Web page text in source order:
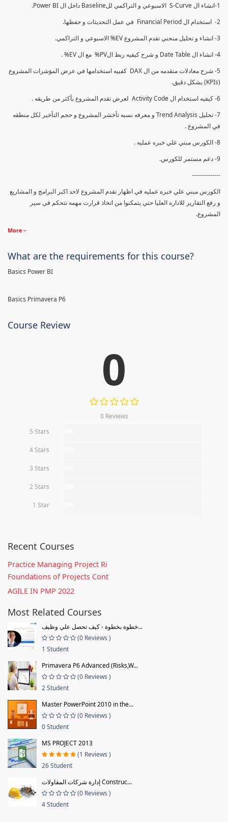
1-انشاء ال S-Curve الاسبوعي و التراكمي للBaseline داخل ال Power BI.
2- استخدام ال Financial Period في عمل التحديثات و حفظها.
3- انشاء و تحليل منحني تقدم المشروع EV% الاسبوعي و التراكمي.
4- انشاء ال Date Table و شرح كيفيه ربط الPV% مع ال EV% .
5- شرح معادلات متقدمه من ال DAX كفييه استخدامها في عرض المؤشرات المشروع
(KPIs) بشكل دقيق.
6- كيفيه استخدام ال Activity Code لعرض تقدم المشروع بأكثر من طريقه .
7- تحليل Trend Analysis و معرفه نسبه تأخشر المشروع و حجم التأخير لكل منطقه
في المشروع .
8- الكورس مبني علي خبره عمليه .
9- دعم مستمر للكورس.
--------------
الكورس مبني علي خبره عمليه في اظهار تقدم المشروع لاحد اكبر البرامج و المشاريع
و رفع التقارير للاداره العليا حتي يتمكنوا من اتخاذ قرارت مهمه تتحكم في سير
المشروع.
More
What are the requirements for this course?
Basics Power BI
Basics Primavera P6
Course Review
0
0 Reviews
5 Stars
4 Stars
3 Stars
2 Stars
1 Star
Recent Courses
Practice Managing Project Ri
Foundations of Projects Cont
AGILE IN PMP 2022
Most Related Courses
خطوة بخطوة - كيف تحصل علي وظيف...
(0 Reviews )
1 Student
Primavera P6 Advanced (Risks,W...
(0 Reviews )
2 Student
Master PowerPoint 2010 in the...
(0 Reviews )
0 Student
MS PROJECT 2013
(1 Reviews )
26 Student
إدارة شركات المقاولات Construc...
(0 Reviews )
4 Student